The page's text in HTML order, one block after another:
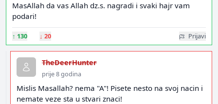
MasAllah da vas Allah dz.s. nagradi i svaki hajr vam
podari!
↑ 130 ↓ 20 Prijavi
TheDeerHunter
prije 8 godina
Mislis Masallah? nema "A"! Pisete nesto na svoj nacin i
nemate veze sta u stvari znaci!